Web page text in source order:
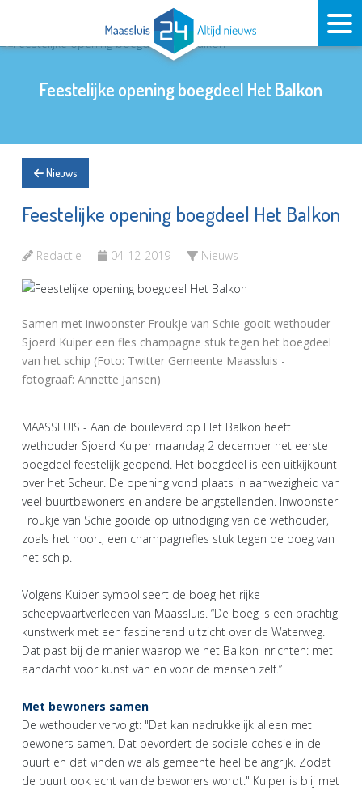
Feestelijke opening boegdeel Het Balkon
Nieuws
Feestelijke opening boegdeel Het Balkon
Redactie 04-12-2019 Nieuws
Samen met inwoonster Froukje van Schie gooit wethouder
Sjoerd Kuiper een fles champagne stuk tegen het boegdeel
van het schip (Foto: Twitter Gemeente Maassluis -
fotograaf: Annette Jansen)
MAASSLUIS - Aan de boulevard op Het Balkon heeft
wethouder Sjoerd Kuiper maandag 2 december het eerste
boegdeel feestelijk geopend. Het boegdeel is een uitkijkpunt
over het Scheur. De opening vond plaats in aanwezigheid van
veel buurtbewoners en andere belangstellenden. Inwoonster
Froukje van Schie gooide op uitnodiging van de wethouder,
zoals het hoort, een champagnefles stuk tegen de boeg van
het schip.
Volgens Kuiper symboliseert de boeg het rijke
scheepvaartverleden van Maassluis. “De boeg is een prachtig
kunstwerk met een fascinerend uitzicht over de Waterweg.
Dat past bij de manier waarop we het Balkon inrichten: met
aandacht voor kunst van en voor de mensen zelf.”
Met bewoners samen
De wethouder vervolgt: "Dat kan nadrukkelijk alleen met
bewoners samen. Dat bevordert de sociale cohesie in de
buurt en dat vinden we als gemeente heel belangrijk. Zodat
de buurt ook echt van de bewoners wordt." Kuiper is blij met